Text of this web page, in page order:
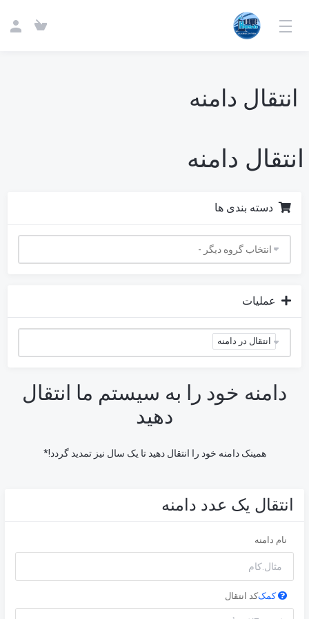
انتقال دامنه
انتقال دامنه
دسته بندی ها
عملیات
انتقال در دامنه
دامنه خود را به سیستم ما انتقال
دهید
همینک دامنه خود را انتقال دهید تا یک سال نیز تمدید گردد!*
انتقال یک عدد دامنه
نام دامنه
کد انتقالکمک